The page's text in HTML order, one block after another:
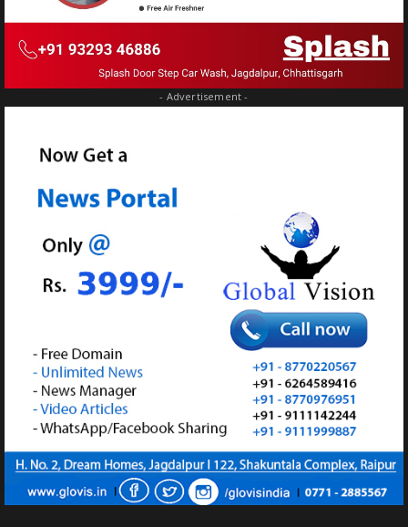
- Advertisement -